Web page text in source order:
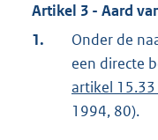
Artikel 3 - Aard
1.
Onder de
een directe
artikel
1994, 80).